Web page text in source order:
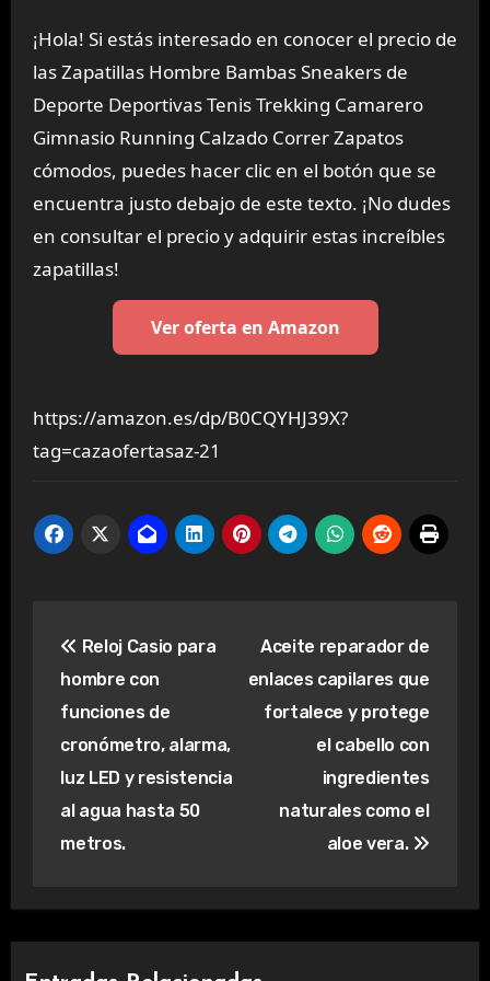
¡Hola! Si estás interesado en conocer el precio de
las Zapatillas Hombre Bambas Sneakers de
Deporte Deportivas Tenis Trekking Camarero
Gimnasio Running Calzado Correr Zapatos
cómodos, puedes hacer clic en el botón que se
encuentra justo debajo de este texto. ¡No dudes
en consultar el precio y adquirir estas increíbles
zapatillas!
Ver oferta en Amazon
https://amazon.es/dp/B0CQYHJ39X?
tag=cazaofertasaz-21
de
entradas
Reloj Casio para
hombre con
funciones de
cronómetro, alarma,
luz LED y resistencia
al agua hasta 50
metros.
Aceite reparador de
enlaces capilares que
fortalece y protege
el cabello con
ingredientes
naturales como el
aloe vera.